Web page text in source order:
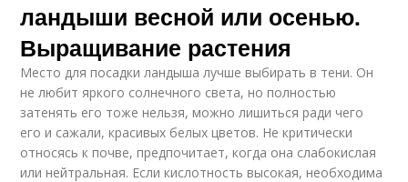
ландыши весной или осенью.
Выращивание растения
Место для посадки ландыша лучше выбирать в тени. Он
не любит яркого солнечного света, но полностью
затенять его тоже нельзя, можно лишиться ради чего
его и сажали, красивых белых цветов. Не критически
относясь к почве, предпочитает, когда она слабокислая
или нейтральная. Если кислотность высокая, необходима